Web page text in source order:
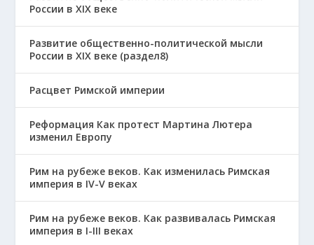
России в XIX веке
Развитие общественно-политической мысли
России в XIX веке (раздел8)
Расцвет Римской империи
Реформация Как протест Мартина Лютера
изменил Европу
Рим на рубеже веков. Как изменилась Римская
империя в IV-V веках
Рим на рубеже веков. Как развивалась Римская
империя в І-ІІІ веках